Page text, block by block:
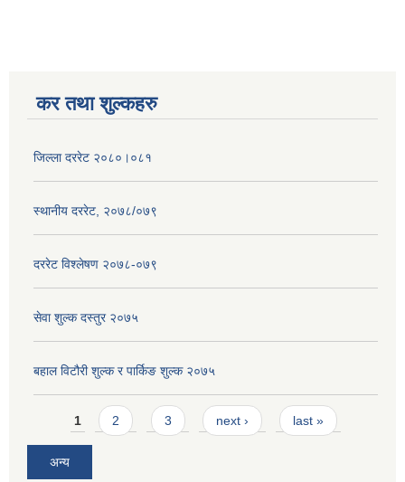
कर तथा शुल्कहरु
जिल्ला दररेट २०८०।०८१
स्थानीय दररेट, २०७८/०७९
दररेट विश्लेषण २०७८-०७९
सेवा शुल्क दस्तुर २०७५
बहाल विटौरी शुल्क र पार्किङ शुल्क २०७५
Pages
1 2 3 next › last »
अन्य